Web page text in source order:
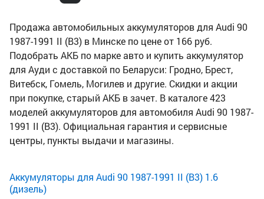
Продажа автомобильных аккумуляторов для Audi 90
1987-1991 II (B3) в Минске по цене от 166 руб.
Подобрать АКБ по марке авто и купить аккумулятор
для Ауди с доставкой по Беларуси: Гродно, Брест,
Витебск, Гомель, Могилев и другие. Скидки и акции
при покупке, старый АКБ в зачет. В каталоге 423
моделей аккумуляторов для автомобиля Audi 90 1987-
1991 II (B3). Официальная гарантия и сервисные
центры, пункты выдачи и магазины.
Аккумуляторы для Audi 90 1987-1991 II (B3) 1.6
(дизель)